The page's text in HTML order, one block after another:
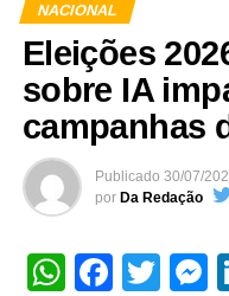
NACIONAL
Eleições
sobre IA
campanhas
Publicado 30/07/
por Da Redação